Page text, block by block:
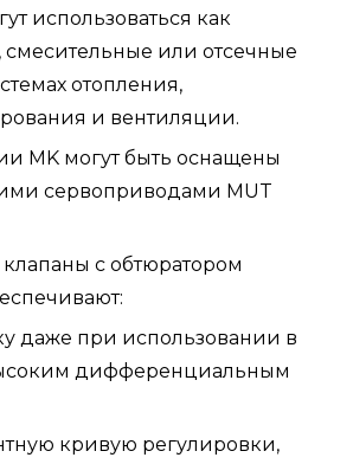
использоваться как
или отсечные
отопления,
и вентиляции.
MK могут быть оснащены
сервоприводами MUT
с обтюратором
даже при использовании в
дифференциальным
кривую регулировки,